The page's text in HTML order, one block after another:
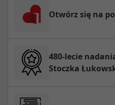
Otwórz się na
480-lecie
Stoczka